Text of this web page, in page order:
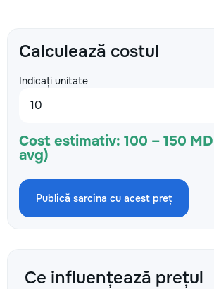
Calculează costul
Indicați unitate
Cost estimativ: 100 – 150
avg)
Publică sarcina cu acest preț
Ce influențează prețul